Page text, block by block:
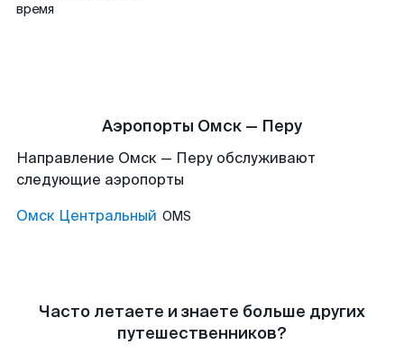
время
Аэропорты Омск — Перу
Направление Омск — Перу обслуживают
следующие аэропорты
Омск Центральный OMS
Часто летаете и знаете больше других
путешественников?